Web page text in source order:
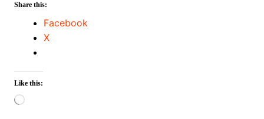
Share this:
Facebook
X
Like this:
Loading…